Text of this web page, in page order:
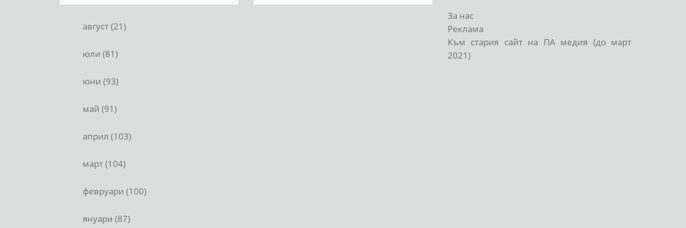
август (21)
юли (81)
юни (93)
май (91)
април (103)
март (104)
февруари (100)
януари (87)
За нас
Реклама
Към стария сайт на ПА медия (до март
2021)